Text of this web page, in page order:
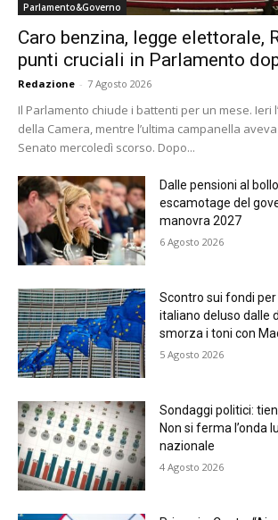
Parlamento&Governo
Caro benzina, legge elettorale,
punti cruciali in Parlamento
Redazione - 7 Agosto 2026
Il Parlamento chiude i battenti per un mese. Ieri
della Camera, mentre l’ultima campanella
Senato mercoledì scorso. Dopo...
Dalle pensioni al
escamotage del
manovra 2027
6 Agosto 2026
Scontro sui fondi per
italiano deluso dalle
smorza i toni con
5 Agosto 2026
Sondaggi politici:
Non si ferma l’onda
nazionale
4 Agosto 2026